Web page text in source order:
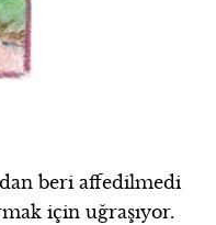
beri affedilmedi
için uğraşıyor.